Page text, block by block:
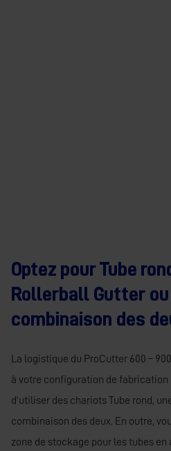
Optez pour Tube
Rollerball Gutter ou
combinaison des
La logistique du ProCutter 600 –
à votre configuration de fabrication
d’utiliser des chariots Tube rond,
combinaison des deux. En outre,
zone de stockage pour les tubes en